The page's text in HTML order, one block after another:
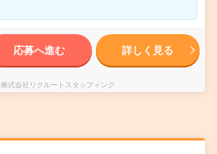
応募へ進む 詳しく見る
株式会社リクルートスタッフィング